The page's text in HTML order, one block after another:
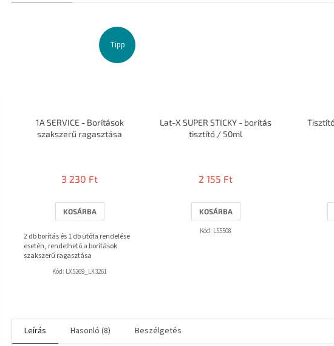
Tipp
1A SERVICE - Borítások
szakszerű ragasztása
átlagos
értékelése
ből
3,7
csillag.
3 230 Ft
KOSÁRBA
2 db borítás és 1 db ütőfa rendelése
esetén, rendelhető a borítások
szakszerű ragasztása
Kód: LX5269_LX3261
Lat-X SUPER STICKY - borítás
tisztító / 50ml
2 155 Ft
KOSÁRBA
Kód: L55508
Leírás Hasonló (8) Beszélgetés